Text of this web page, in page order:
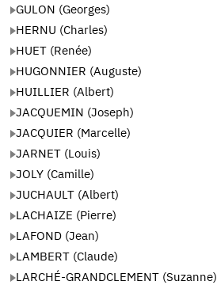
GULON (Georges)
HERNU (Charles)
HUET (Renée)
HUGONNIER (Auguste)
HUILLIER (Albert)
JACQUEMIN (Joseph)
JACQUIER (Marcelle)
JARNET (Louis)
JOLY (Camille)
JUCHAULT (Albert)
LACHAIZE (Pierre)
LAFOND (Jean)
LAMBERT (Claude)
LARCHÉ-GRANDCLEMENT (Suzanne)